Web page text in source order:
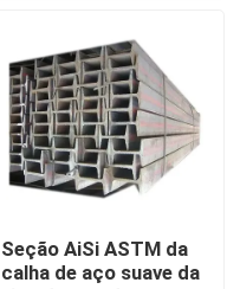
Seção AiSi ASTM da
calha de aço suave da